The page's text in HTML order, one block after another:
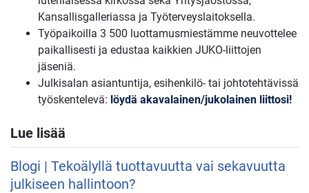
Kansallisgalleriassa ja Työterveyslaitoksella.
Työpaikoilla 3 500 luottamusmiestämme neuvottelee
paikallisesti ja edustaa kaikkien JUKO-liittojen
jäseniä.
Julkisalan asiantuntija, esihenkilö- tai johtotehtävissä
työskentelevä: löydä akavalainen/jukolainen liittosi!
Lue lisää
Blogi | Tekoälyllä tuottavuutta vai sekavuutta
julkiseen hallintoon?